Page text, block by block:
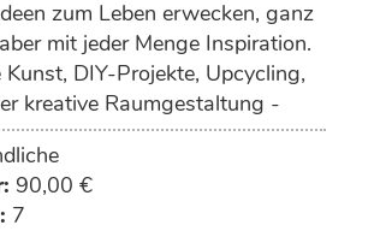
zum Leben erwecken, ganz
mit jeder Menge Inspiration.
Kunst, DIY-Projekte, Upcycling,
kreative Raumgestaltung -
sind keine Grenzen gesetzt.
90,00 €
7